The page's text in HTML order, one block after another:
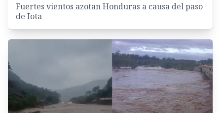
Fuertes vientos azotan Honduras a causa del paso
de Iota